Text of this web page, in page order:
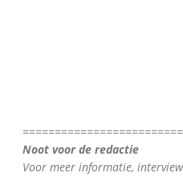
Noot voor de redactie
Voor meer informatie,